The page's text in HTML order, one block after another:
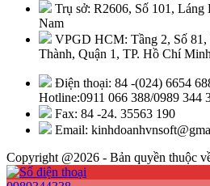
Trụ sở: R2606, Số 101,
Nam
VPGD HCM: Tầng 2, Số 81,
Thành, Quận 1, TP. Hồ Chí
Điện thoại: 84 -(024) 6654
Hotline:0911 066 388/0989 344
Fax: 84 -24. 35563 190
Email:
Copyright @2026 - Bản quyền thuộc